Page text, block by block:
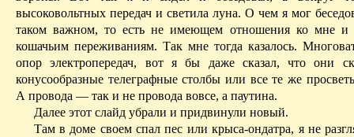
высоковольтных передач и светила луна. О чем я мог
таком важном, то есть не имеющем отношения ко мне
кошачьим переживаниям. Так мне тогда казалось.
опор электропередач, вот я бы даже сказал, чтоони
конусообразные телеграфные столбы или все те же
А провода — так и не провода вовсе, а паутина.
Далее этот слайд убрали и придвинули новый.
Там в доме своем спал пес или крыса-ондатра, я не